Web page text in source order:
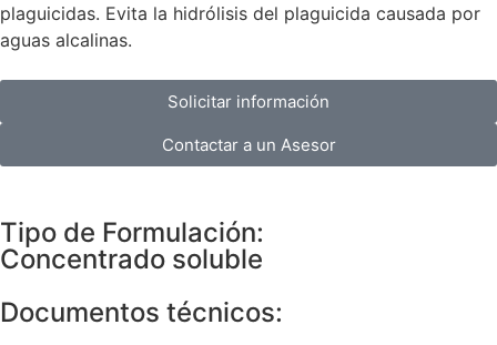
plaguicidas. Evita la hidrólisis del plaguicida causada por
aguas alcalinas.
Solicitar información
Contactar a un Asesor
Tipo de Formulación:
Concentrado soluble
Documentos técnicos: